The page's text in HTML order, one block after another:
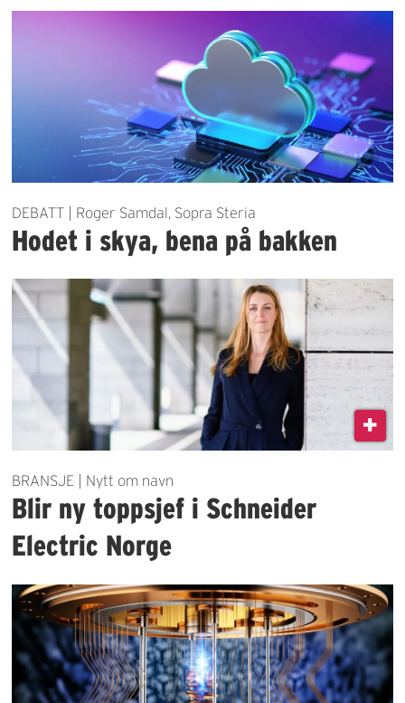
DEBATT | Roger Samdal, Sopra Steria
Hodet i skya, bena på bakken
BRANSJE | Nytt om navn
Blir ny toppsjef i Schneider
Electric Norge